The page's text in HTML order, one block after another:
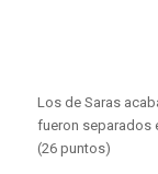
Los de Saras
fueron separados
(26 puntos)